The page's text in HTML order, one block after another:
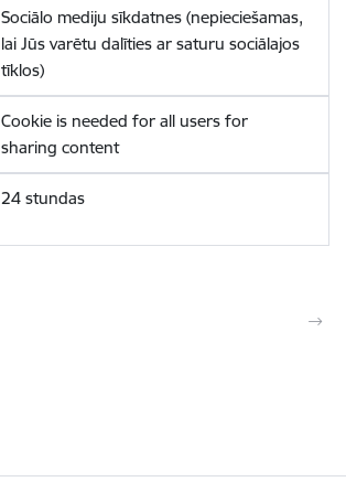
Sociālo mediju sīkdatnes (nepieciešamas,
lai Jūs varētu dalīties ar saturu sociālajos
tīklos)
Cookie is needed for all users for
sharing content
24 stundas